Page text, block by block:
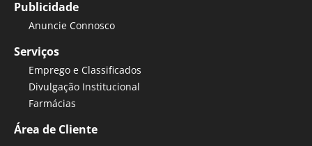
Publicidade
Anuncie Connosco
Serviços
Emprego e Classificados
Divulgação Institucional
Farmácias
Área de Cliente